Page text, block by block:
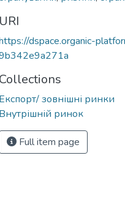
URI
dspace.organic-
Collections
Експорт/ зовнішні ринки
Внутрішній ринок
Full item page